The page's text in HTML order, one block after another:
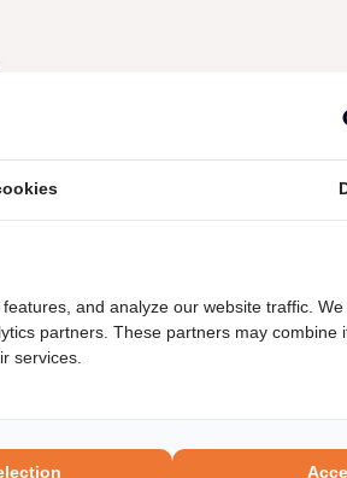
and analyze our website traffic.
partners. These partners may combine
services.